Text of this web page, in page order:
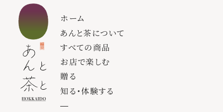
ホーム
あんと茶について
すべての商品
お店で楽しむ
贈る
知る・体験する